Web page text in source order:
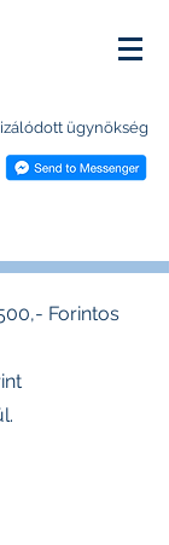
ügynökség
Forintos